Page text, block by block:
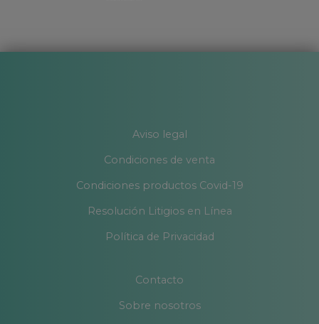
Aviso legal
Condiciones de venta
Condiciones productos Covid-19
Resolución Litigios en Línea
Política de Privacidad
Contacto
Sobre nosotros